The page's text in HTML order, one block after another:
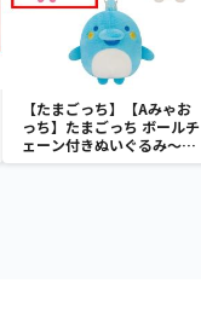
【たまごっち】【Aみゃお
っち】たまごっち ボールチ
ェーン付きぬいぐるみ～
Tamagotchi Paradise～